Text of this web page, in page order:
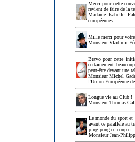
Merci pour cette
revient de faire de la
Madame Isabelle
européennes
Mille merci pour votre
Monsieur Vladimir
Bravo pour cette
certainement
peut-être devant une
Monsieur Michel
l'Union Européenne
Longue vie au Club !
Monsieur Thomas
Le monde du sport et
avant ce parallèle au
ping-pong ce coup ci.
Monsieur Jean-